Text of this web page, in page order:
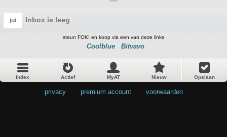
jui Inbox is leeg
steun FOK! en koop via een van deze links
Coolblue Bitvavo
Index Actief MyAT Nieuw Opslaan
privacy premium account voorwaarden